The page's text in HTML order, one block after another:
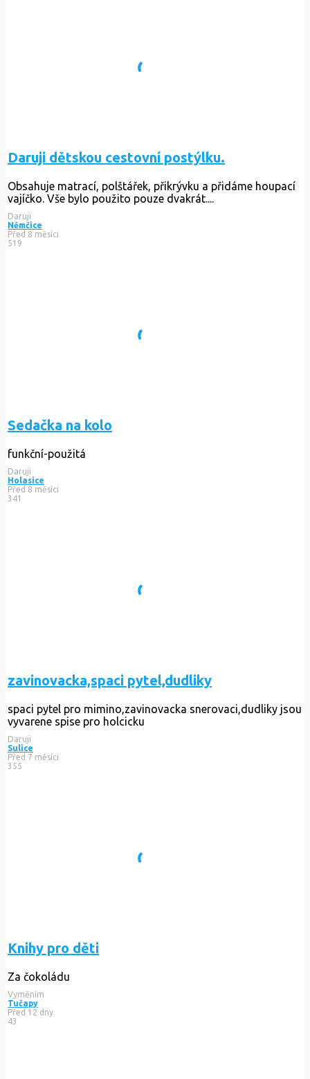
Daruji dětskou cestovní postýlku.
Obsahuje matrací, polštářek, přikrývku a přidáme houpací
vajíčko. Vše bylo použito pouze dvakrát....
Daruji
Němčice
Před 8 měsíci
519
Sedačka na kolo
funkční-použitá
Daruji
Holasice
Před 8 měsíci
341
zavinovacka,spaci pytel,dudliky
spaci pytel pro mimino,zavinovacka snerovaci,dudliky jsou
vyvarene spise pro holcicku
Daruji
Sulice
Před 7 měsíci
355
Knihy pro děti
Za čokoládu
Vyměním
Tučapy
Před 12 dny
43